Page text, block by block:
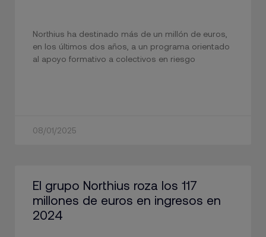
Northius ha destinado más de un millón de euros,
en los últimos dos años, a un programa orientado
al apoyo formativo a colectivos en riesgo
08/01/2025
El grupo Northius roza los 117
millones de euros en ingresos en
2024